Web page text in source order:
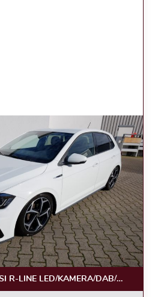
R-LINE LED/KAMERA/DAB/ACC/